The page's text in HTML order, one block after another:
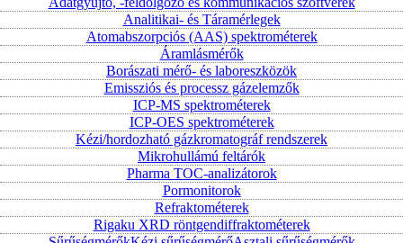
Analitikai- és Táramérlegek
Atomabszorpciós (AAS) spektrométerek
Áramlásmérők
Borászati mérő- és laboreszközök
Emissziós és processz gázelemzők
ICP-MS spektrométerek
ICP-OES spektrométerek
Kézi/hordozható gázkromatográf rendszerek
Mikrohullámú feltárók
Pharma TOC-analizátorok
Pormonitorok
Refraktométerek
Rigaku XRD röntgendiffraktométerek